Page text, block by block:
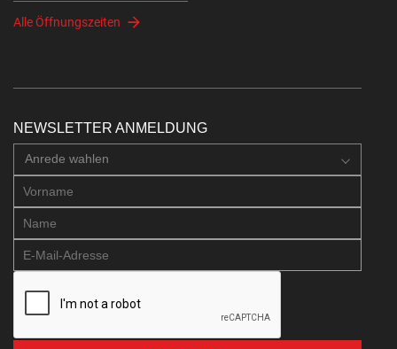
Alle Öffnungszeiten
NEWSLETTER ANMELDUNG
Anrede wahlen